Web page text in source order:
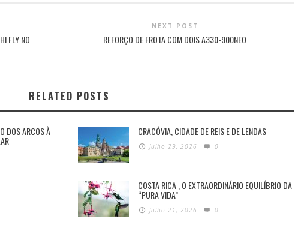
FLY NO
NEXT POST
REFORÇO DE FROTA COM DOIS A330-900NEO
RELATED POSTS
DOS ARCOS À CRACÓVIA, CIDADE DE REIS E DE LENDAS
Julho 29, 2026 0
COSTA RICA , O EXTRAORDINÁRIO EQUILÍBRIO DA
“PURA VIDA”
Julho 21, 2026 0